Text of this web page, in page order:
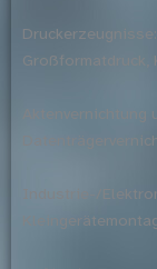
Großformatdruck,
Industrie-/